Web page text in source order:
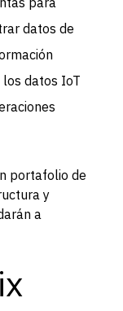
datos de
datos IoT
portafolio de
y
a